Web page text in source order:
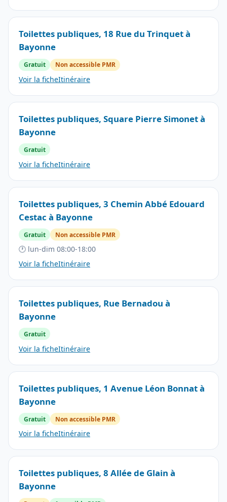
Toilettes publiques, 18 Rue du Trinquet à
Bayonne
Gratuit Non accessible PMR
Voir la ficheItinéraire
Toilettes publiques, Square Pierre Simonet à
Bayonne
Gratuit
Voir la ficheItinéraire
Toilettes publiques, 3 Chemin Abbé Edouard
Cestac à Bayonne
Gratuit Non accessible PMR
🕐 lun-dim 08:00-18:00
Voir la ficheItinéraire
Toilettes publiques, Rue Bernadou à
Bayonne
Gratuit
Voir la ficheItinéraire
Toilettes publiques, 1 Avenue Léon Bonnat à
Bayonne
Gratuit Non accessible PMR
Voir la ficheItinéraire
Toilettes publiques, 8 Allée de Glain à
Bayonne